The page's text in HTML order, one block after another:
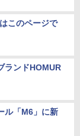
このページで
ランドHOMUR
ル「M6」に新